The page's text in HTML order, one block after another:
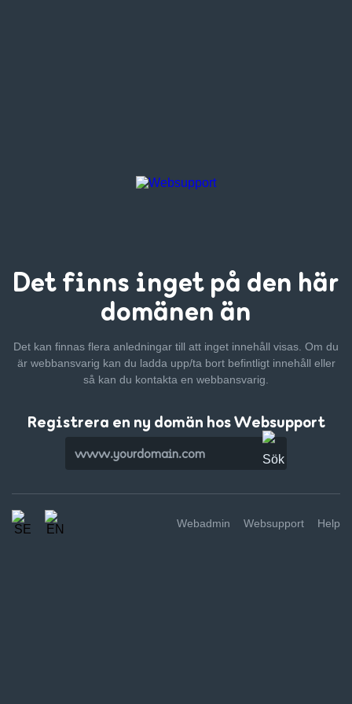
Det finns inget på den här
domänen än
Det kan finnas flera anledningar till att inget innehåll visas. Om du
är webbansvarig kan du ladda upp/ta bort befintligt innehåll eller
så kan du kontakta en webbansvarig.
Registrera en ny domän hos Websupport
Webadmin Websupport Help